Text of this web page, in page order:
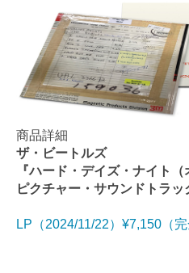
商品詳細
ザ・ビートルズ
『ハード・デイズ・ナイト
ピクチャー・サウンドトラッ
LP（2024/11/22）¥7,150（完